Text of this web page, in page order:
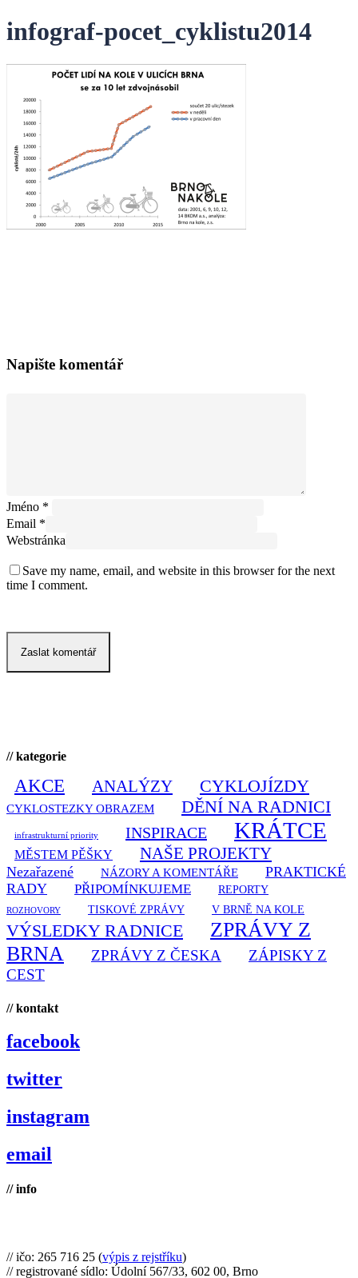
infograf-pocet_cyklistu2014
Napište komentář
Jméno *
Email *
Webstránka
Save my name, email, and website in this browser for the next
time I comment.
// kategorie
AKCE ANALÝZY CYKLOJÍZDY
CYKLOSTEZKY OBRAZEM DĚNÍ NA RADNICI
infrastrukturní priority INSPIRACE KRÁTCE
MĚSTEM PĚŠKY NAŠE PROJEKTY
Nezařazené NÁZORY A KOMENTÁŘE
PRAKTICKÉ
RADY
PŘIPOMÍNKUJEME REPORTY
ROZHOVORY TISKOVÉ ZPRÁVY V BRNĚ NA KOLE
VÝSLEDKY RADNICE
ZPRÁVY Z
BRNA
ZPRÁVY Z ČESKA
ZÁPISKY Z
CEST
// kontakt
facebook
twitter
instagram
email
// info
// ičo: 265 716 25 (výpis z rejstříku)
// registrované sídlo: Údolní 567/33, 602 00, Brno